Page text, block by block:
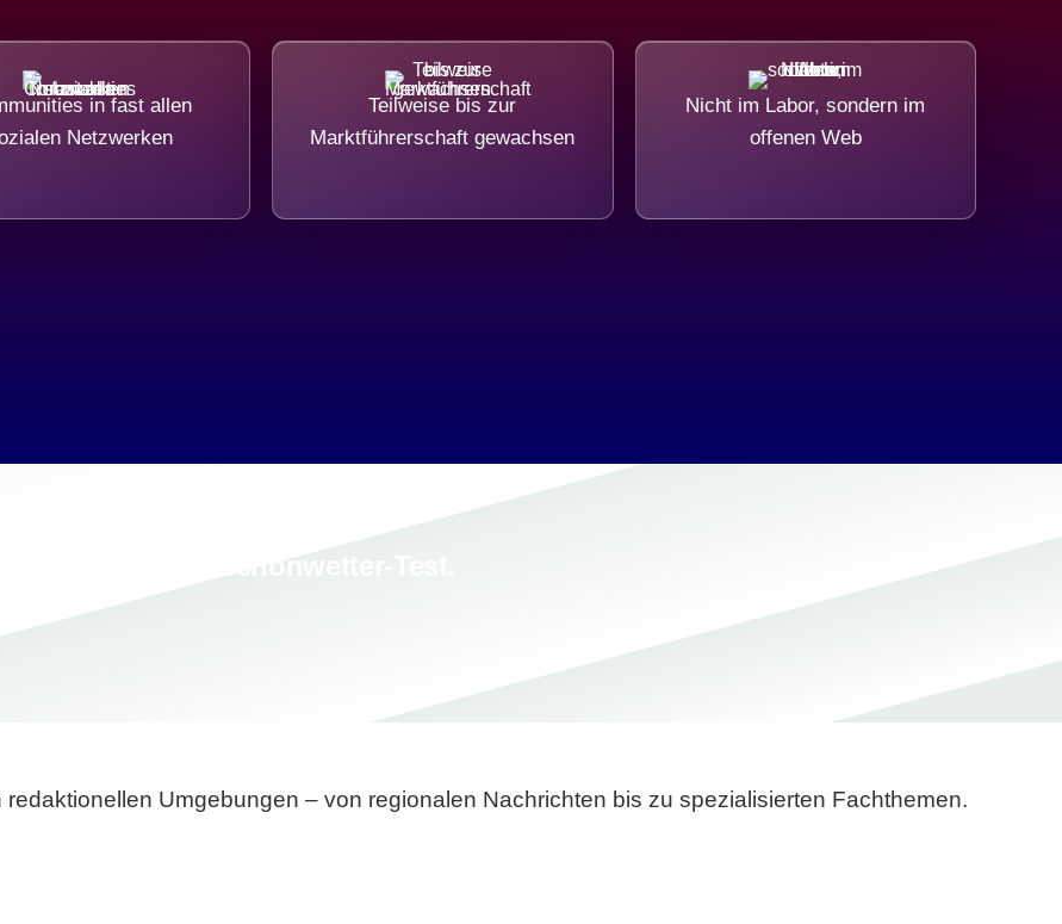
in fast allen
Netzwerken
Teilweise bis zur
Marktführerschaft gewachsen
Nicht im Labor, sondern im
offenen Web
Umgebungen – von regionalen Nachrichten bis zu spezialisierten Fachthemen.